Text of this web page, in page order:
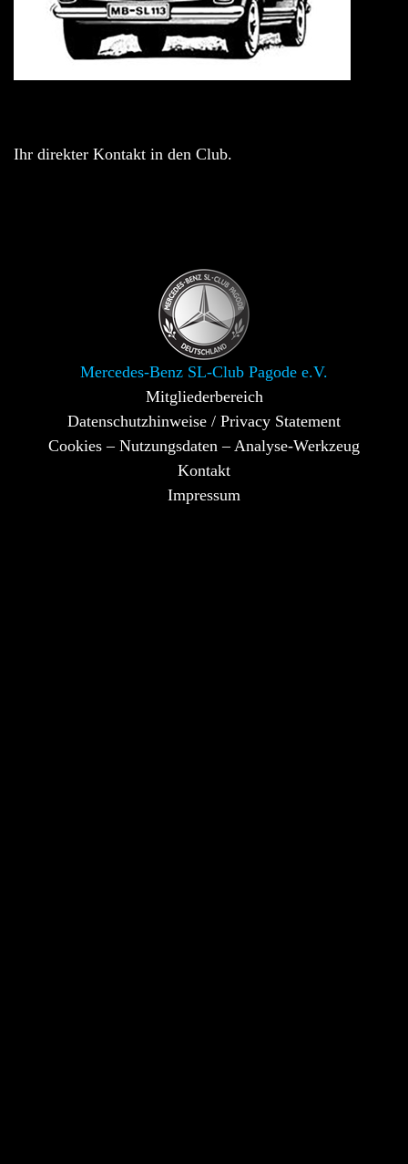
Ihr direkter Kontakt in den Club.
Mercedes-Benz SL-Club Pagode e.V.
Mitgliederbereich
Datenschutzhinweise / Privacy Statement
Cookies – Nutzungsdaten – Analyse-Werkzeug
Kontakt
Impressum